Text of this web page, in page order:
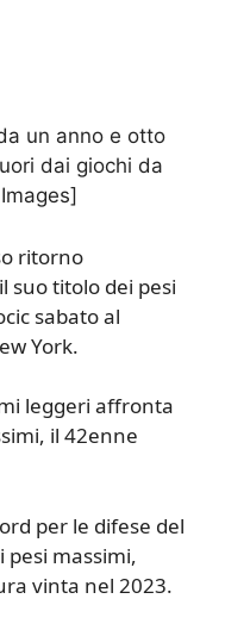
un anno e otto
dai giochi da
ritorno
suo titolo dei pesi
sabato al
York.
leggeri affronta
il 42enne
per le difese del
pesi massimi,
vinta nel 2023.